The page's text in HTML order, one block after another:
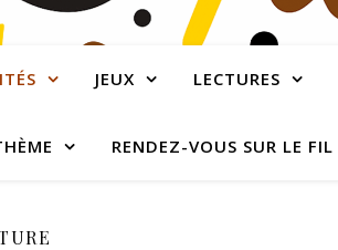
JEUX LECTURES
RENDEZ-VOUS SUR LE FIL